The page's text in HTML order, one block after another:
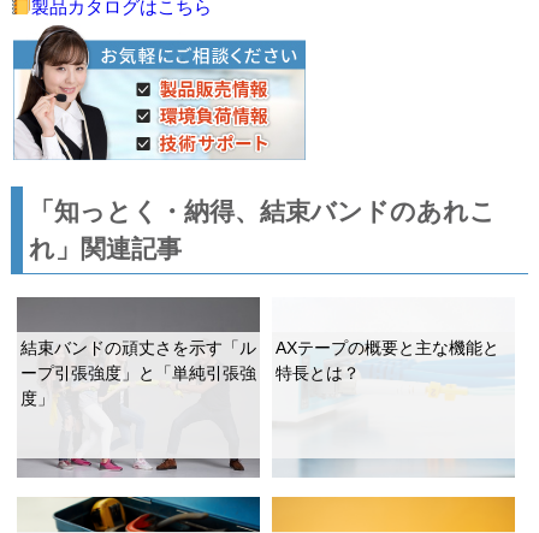
製品カタログはこちら
「知っとく・納得、結束バンドのあれこ
れ」関連記事
結束バンドの頑丈さを示す「ル
ープ引張強度」と「単純引張強
度」
AXテープの概要と主な機能と
特長とは？